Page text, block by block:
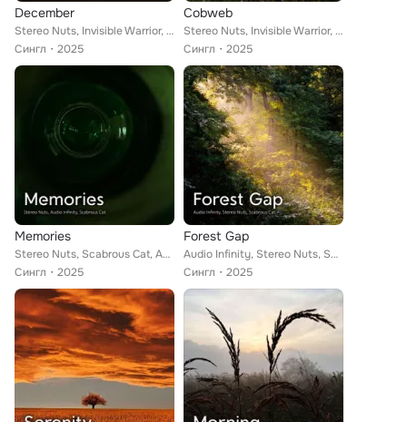
December
Stereo Nuts, Invisible Warrior, Scabrous Cat
Сингл
2025
Cobweb
Stereo Nuts, Invisible Warrior, Scabrous Cat
Сингл
2025
Memories
Stereo Nuts, Scabrous Cat, Audio Infinity
Сингл
2025
Forest Gap
Audio Infinity, Stereo Nuts, Scabrous Cat
Сингл
2025